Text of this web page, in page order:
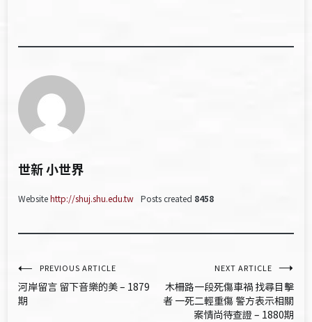
世新 小世界
Websitehttp://shuj.shu.edu.tw Posts created 8458
文
章
PREVIOUS ARTICLE
河岸留言 留下音樂的美 – 1879
期
NEXT ARTICLE
木柵路一段死傷車禍 找尋目擊
者 一死二輕重傷 警方表示相關
案情尚待查證 – 1880期